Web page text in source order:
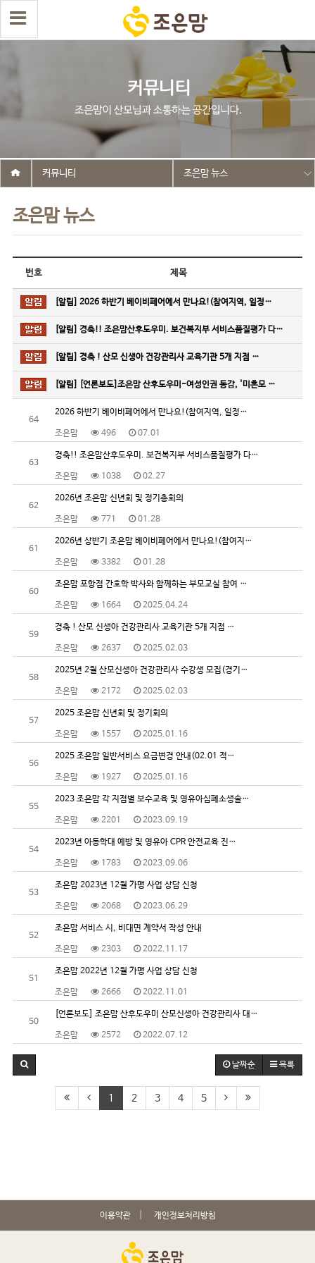
조은맘 뉴스
커뮤니티 조은맘 뉴스
번호 제목
[알림] 2026 하반기 베이비페어에서 만나요!(참여지역, 일정…
[알림] 경축!! 조은맘산후도우미. 보건복지부 서비스품질평가 다…
[알림] 경축 ! 산모 신생아 건강관리사 교육기관 5개 지점 …
[알림] [언론보도]조은맘 산후도우미-여성인권 동감, '미혼모 …
64
2026 하반기 베이비페어에서 만나요!(참여지역, 일정…
조은맘 496 07.01
63
경축!! 조은맘산후도우미. 보건복지부 서비스품질평가 다…
조은맘 1038 02.27
62
2026년 조은맘 신년회 및 정기총회의
조은맘 771 01.28
61
2026년 상반기 조은맘 베이비페어에서 만나요!(참여지…
조은맘 3382 01.28
60
조은맘 포항점 간호학 박사와 함께하는 부모교실 참여 …
조은맘 1664 2025.04.24
59
경축 ! 산모 신생아 건강관리사 교육기관 5개 지점 …
조은맘 2637 2025.02.03
58
2025년 2월 산모신생아 건강관리사 수강생 모집(경기…
조은맘 2172 2025.02.03
57
2025 조은맘 신년회 및 정기회의
조은맘 1557 2025.01.16
56
2025 조은맘 일반서비스 요금변경 안내(02.01 적…
조은맘 1927 2025.01.16
55
2023 조은맘 각 지점별 보수교육 및 영유아심폐소생술…
조은맘 2201 2023.09.19
54
2023년 아동학대 예방 및 영유아 CPR 안전교육 진…
조은맘 1783 2023.09.06
53
조은맘 2023년 12월 가맹 사업 상담 신청
조은맘 2068 2023.06.29
52
조은맘 서비스 시, 비대면 계약서 작성 안내
조은맘 2303 2022.11.17
51
조은맘 2022년 12월 가맹 사업 상담 신청
조은맘 2666 2022.11.01
50
[언론보도] 조은맘 산후도우미 산모신생아 건강관리사 대…
조은맘 2572 2022.07.12
날짜순 목록
1 2 3 4 5
이용약관 개인정보처리방침